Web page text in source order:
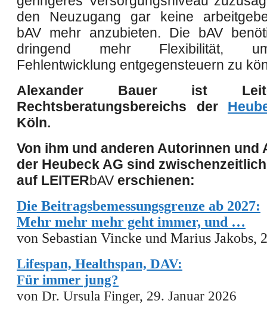
den Neuzugang gar keine
bAV mehr anzubieten. Die bAV
dringend mehr Flexibilität,
Fehlentwicklung entgegensteuern zu
Alexander Bauer ist
Rechtsberatungsbereichs der
Köln.
Von ihm und anderen Autorinnen und
der Heubeck AG sind
auf LEITERbAV erschienen:
Die Beitragsbemessungsgrenze ab 2027:
Mehr mehr mehr geht immer, und …
von Sebastian Vincke und Marius Jakobs,
Lifespan, Healthspan, DAV:
Für immer jung?
von Dr. Ursula Finger, 29. Januar 2026